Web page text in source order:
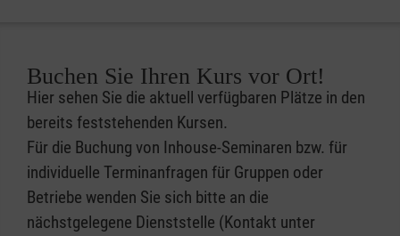
Buchen Sie Ihren Kurs vor Ort!
Hier sehen Sie die aktuell verfügbaren Plätze in den
bereits feststehenden Kursen.
Für die Buchung von Inhouse-Seminaren bzw. für
individuelle Terminanfragen für Gruppen oder
Betriebe wenden Sie sich bitte an die
nächstgelegene Dienststelle (Kontakt unter